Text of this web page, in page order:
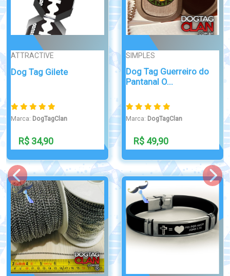
SIMPLES
Dog Tag Técnico em
Enfermagem
Marca: DogTagClan
R$ 38,90